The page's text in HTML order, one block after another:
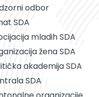
odbor
SDA
mladih SDA
žena SDA
akademija SDA
SDA